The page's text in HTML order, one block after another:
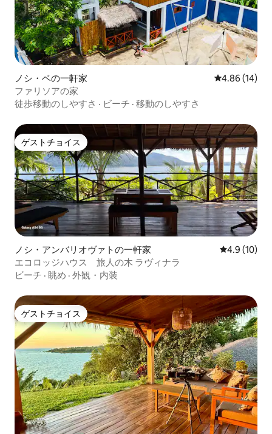
ノシ・ベの一軒家 レビュー14
4.86 (14)
ファリソアの家
徒歩移動のしやすさ · ビーチ · 移動のしやすさ
ゲストチョイス
ゲストチョイス
ノシ・アンバリオヴァトの一軒家 レビュー10
4.9 (10)
エコロッジハウス 旅人の木 ラヴィナラ
ビーチ · 眺め · 外観・内装
ゲストチョイス
ゲストチョイス